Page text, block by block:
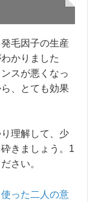
毛因子の生産
かりました
スが悪くなっ
、とても効果
理解して、少
きましょう。1
さい。
った二人の意